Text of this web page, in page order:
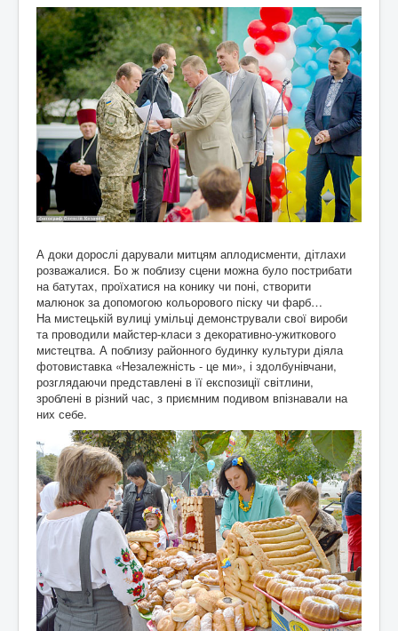
А доки дорослі дарували митцям аплодисменти, дітлахи
розважалися. Бо ж поблизу сцени можна було пострибати
на батутах, проїхатися на конику чи поні, створити
малюнок за допомогою кольорового піску чи фарб…
На мистецькій вулиці умільці демонстрували свої вироби
та проводили майстер-класи з декоративно-ужиткового
мистецтва. А поблизу районного будинку культури діяла
фотовиставка «Незалежність - це ми», і здолбунівчани,
розглядаючи представлені в її експозиції світлини,
зроблені в різний час, з приємним подивом впізнавали на
них себе.